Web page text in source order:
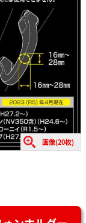
画像(20枚)